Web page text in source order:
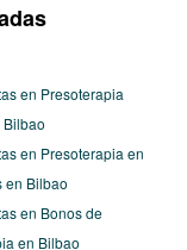
en Presoterapia
en Presoterapia en
en Bilbao
en Bonos de
en Bilbao